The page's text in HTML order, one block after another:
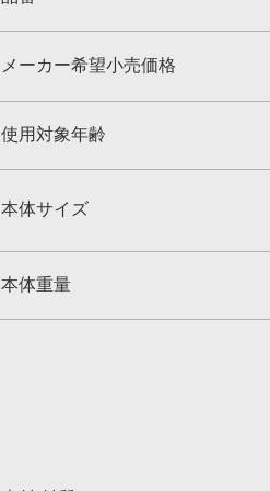
メーカー希望小売価格
使用対象年齢
本体サイズ
本体重量